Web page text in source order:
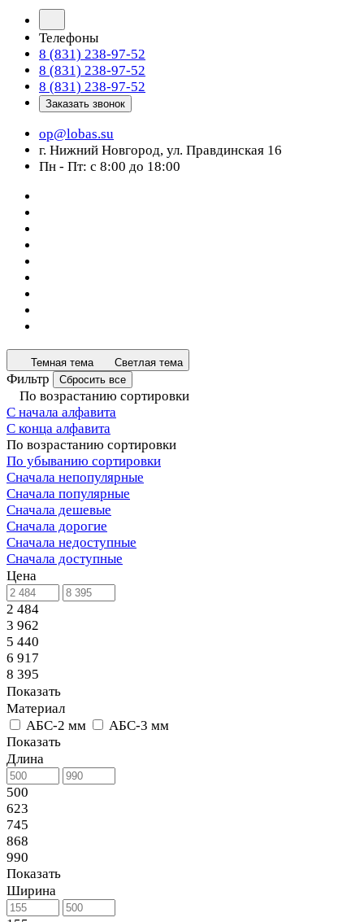
Телефоны
8 (831) 238-97-52
8 (831) 238-97-52
8 (831) 238-97-52
Заказать звонок
op@lobas.su
г. Нижний Новгород, ул. Правдинская 16
Пн - Пт: с 8:00 до 18:00
Темная тема Светлая тема
Фильтр Сбросить все
По возрастанию сортировки
С начала алфавита
С конца алфавита
По возрастанию сортировки
По убыванию сортировки
Сначала непопулярные
Сначала популярные
Сначала дешевые
Сначала дорогие
Сначала недоступные
Сначала доступные
Цена
2 484
3 962
5 440
6 917
8 395
Показать
Материал
АБС-2 мм
АБС-3 мм
Показать
Длина
500
623
745
868
990
Показать
Ширина